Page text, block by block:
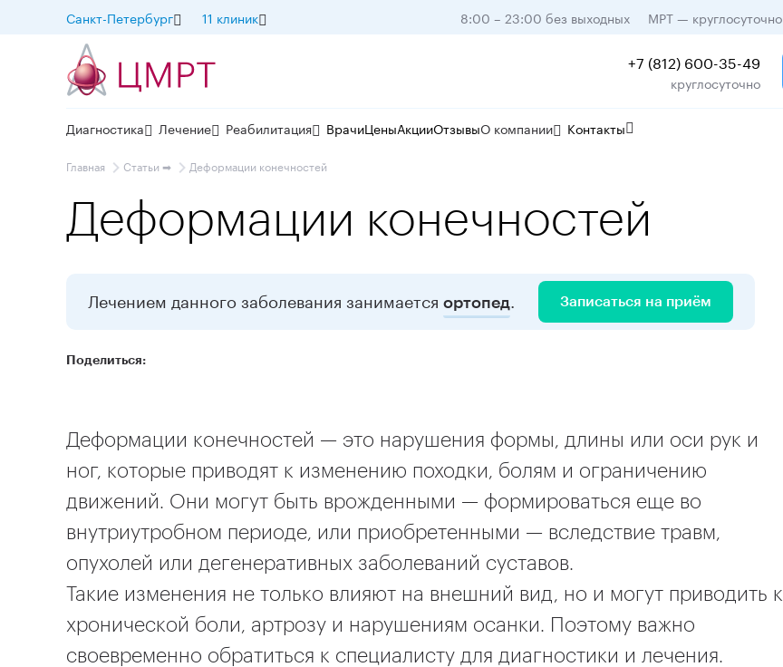
Санкт-Петербург 11 клиник 8:00 – 23:00 без выходных МРТ — круглосуточно
+7 (812) 600-35-49
круглосуточно
Диагностика Лечение Реабилитация ВрачиЦеныАкцииОтзывыО компании Контакты
Главная Статьи ➡ Деформации конечностей
Деформации конечностей
Лечением данного заболевания занимается ортопед Записаться на приём
Поделиться:
Деформации конечностей — это нарушения формы, длины или оси рук и
ног, которые приводят к изменению походки, болям и ограничению
движений. Они могут быть врожденными — формироваться еще во
внутриутробном периоде, или приобретенными — вследствие травм,
опухолей или дегенеративных заболеваний суставов.
Такие изменения не только влияют на внешний вид, но и могут приводить к
хронической боли, артрозу и нарушениям осанки. Поэтому важно
своевременно обратиться к специалисту для диагностики и лечения.